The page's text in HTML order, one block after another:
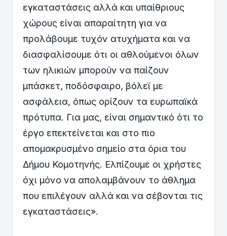
εγκαταστάσεις αλλά και υπαίθριους
χώρους είναι απαραίτητη για να
προλάβουμε τυχόν ατυχήματα και να
διασφαλίσουμε ότι οι αθλούμενοι όλων
των ηλικιών μπορούν να παίζουν
μπάσκετ, ποδόσφαιρο, βόλεϊ με
ασφάλεια, όπως ορίζουν τα ευρωπαϊκά
πρότυπα. Για μας, είναι σημαντικό ότι το
έργο επεκτείνεται και στο πιο
απομακρυσμένο σημείο στα όρια του
Δήμου Κομοτηνής. Ελπίζουμε οι χρήστες
όχι μόνο να απολαμβάνουν το άθλημα
που επιλέγουν αλλά και να σέβονται τις
εγκαταστάσεις».